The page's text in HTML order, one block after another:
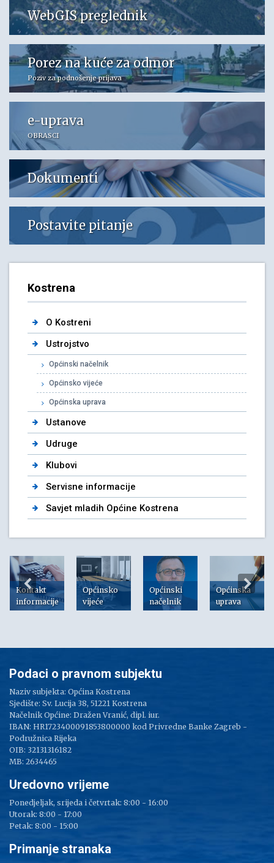
WebGIS preglednik
Porez na kuće za odmor
Poziv za podnošenje prijava
e-uprava
OBRASCI
Dokumenti
Postavite pitanje
Kostrena
O Kostreni
Ustrojstvo
Općinski načelnik
Općinsko vijeće
Općinska uprava
Ustanove
Udruge
Klubovi
Servisne informacije
Savjet mladih Općine Kostrena
Kontakt
informacije
Općinsko
vijeće
Općinski
načelnik
Općinska
uprava
Podaci o pravnom subjektu
Naziv subjekta: Općina Kostrena
Sjedište: Sv. Lucija 38, 51221 Kostrena
Načelnik Općine: Dražen Vranić, dipl. iur.
IBAN: HR1723400091853800000 kod Privredne Banke Zagreb -
Podružnica Rijeka
OIB: 32131316182
MB: 2634465
Uredovno vrijeme
Ponedjeljak, srijeda i četvrtak: 8:00 - 16:00
Utorak: 8:00 - 17:00
Petak: 8:00 - 15:00
Primanje stranaka